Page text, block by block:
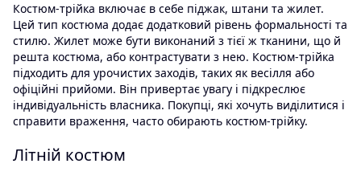
Костюм-трійка включає в себе піджак, штани та жилет.
Цей тип костюма додає додатковий рівень формальності та
стилю. Жилет може бути виконаний з тієї ж тканини, що й
решта костюма, або контрастувати з нею. Костюм-трійка
підходить для урочистих заходів, таких як весілля або
офіційні прийоми. Він привертає увагу і підкреслює
індивідуальність власника. Покупці, які хочуть виділитися і
справити враження, часто обирають костюм-трійку.
Літній костюм